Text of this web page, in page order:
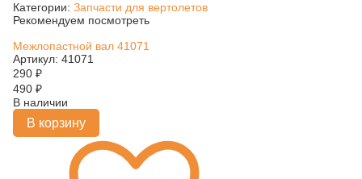
Категории: Запчасти для вертолетов
Рекомендуем посмотреть
Межлопастной вал 41071
Артикул: 41071
290 ₽
490 ₽
В наличии
В корзину